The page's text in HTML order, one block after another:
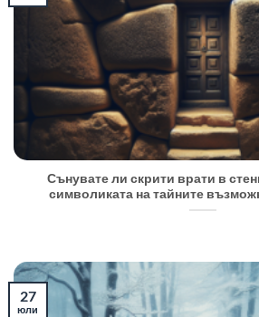
Сънувате ли скрити врати в
символиката на тайните
27
юли